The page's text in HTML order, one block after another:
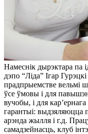
Намеснік дырэктара па
дэпо “Ліда” Ігар
прадпрыемстве вельмі
ўсе ўмовы і для
вучобы, і для
гарантыі: выдзяляюцца
арэнда жылля і г.д.
самадзейнасць, клуб